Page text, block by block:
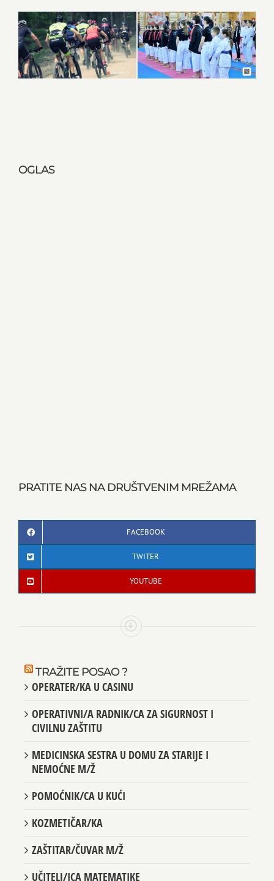
OGLAS
PRATITE NAS NA DRUŠTVENIM MREŽAMA
FACEBOOK
TWITER
YOUTUBE
TRAŽITE POSAO ?
OPERATER/KA U CASINU
OPERATIVNI/A RADNIK/CA ZA SIGURNOST I
CIVILNU ZAŠTITU
MEDICINSKA SESTRA U DOMU ZA STARIJE I
NEMOĆNE M/Ž
POMOĆNIK/CA U KUĆI
KOZMETIČAR/KA
ZAŠTITAR/ČUVAR M/Ž
UČITELJ/ICA MATEMATIKE